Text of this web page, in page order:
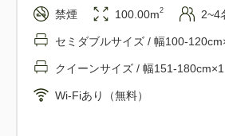
禁煙 100.00m2 2~4
セミダブルサイズ / 幅100-
クイーンサイズ / 幅151-180cm×1
Wi-Fiあり（無料）